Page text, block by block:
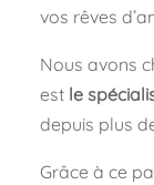
vos rêves
Nous avons
est le
depuis plus
Grâce à ce